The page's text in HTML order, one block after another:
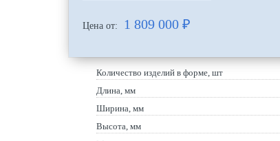
Цена от: 1 809 000 ₽
Количество изделий в форме, шт
Длина, мм
Ширина, мм
Высота, мм